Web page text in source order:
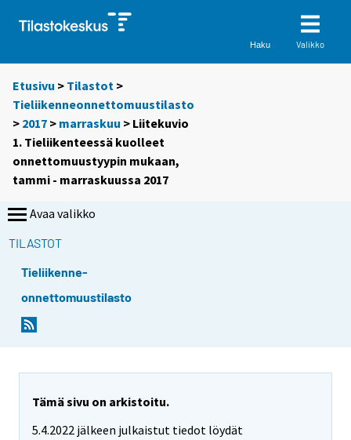
Haku Valikko
Etusivu > Tilastot >
Tieliikenneonnettomuustilasto
> 2017 > marraskuu > Liitekuvio
1. Tieliikenteessä kuolleet
onnettomuustyypin mukaan,
tammi - marraskuussa 2017
Avaa valikko
TILASTOT
Tieliikenne-
onnettomuustilasto
Tämä sivu on arkistoitu.
5.4.2022 jälkeen julkaistut tiedot löydät